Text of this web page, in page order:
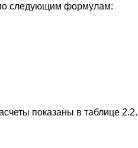
следующим формулам:
показаны в таблице 2.2.